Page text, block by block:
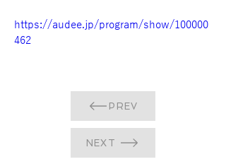
https://audee.jp/program/show/100000
462
PREV
NEXT